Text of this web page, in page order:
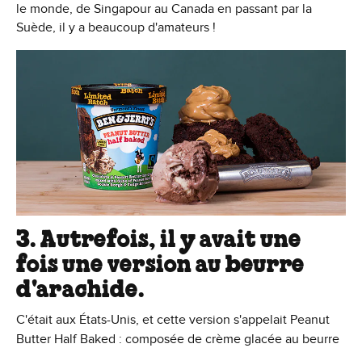
le monde, de Singapour au Canada en passant par la
Suède, il y a beaucoup d'amateurs !
3. Autrefois, il y avait une
fois une version au beurre
d'arachide.
C'était aux États-Unis, et cette version s'appelait Peanut
Butter Half Baked : composée de crème glacée au beurre